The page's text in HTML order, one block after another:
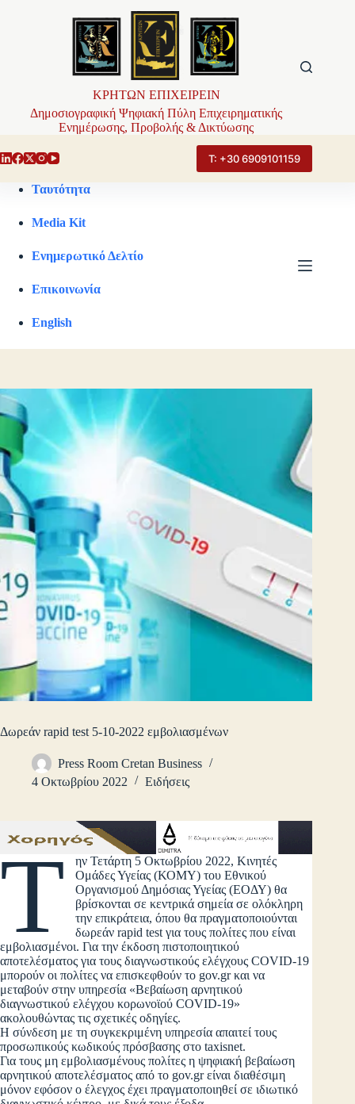
ΚΡΗΤΩΝ ΕΠΙΧΕΙΡΕΙΝ
Δημοσιογραφική Ψηφιακή Πύλη Επιχειρηματικής
Ενημέρωσης, Προβολής & Δικτύωσης
Τ: +30 6909101159
Ταυτότητα
Media Kit
Ενημερωτικό Δελτίο
Επικοινωνία
English
Δωρεάν rapid test 5-10-2022 εμβολιασμένων
Press Room Cretan Business
4 Οκτωβρίου 2022
Ειδήσεις
Τ
ην Τετάρτη 5 Οκτωβρίου 2022, Κινητές
Ομάδες Υγείας (ΚΟΜΥ) του Εθνικού
Οργανισμού Δημόσιας Υγείας (ΕΟΔΥ) θα
βρίσκονται σε κεντρικά σημεία σε ολόκληρη
την επικράτεια, όπου θα πραγματοποιούνται
δωρεάν rapid test για τους πολίτες που είναι
εμβολιασμένοι. Για την έκδοση πιστοποιητικού
αποτελέσματος για τους διαγνωστικούς ελέγχους COVID-19
μπορούν οι πολίτες να επισκεφθούν το gov.gr και να
μεταβούν στην υπηρεσία «Βεβαίωση αρνητικού
διαγνωστικού ελέγχου κορωνοϊού COVID-19»
ακολουθώντας τις σχετικές οδηγίες.
Η σύνδεση με τη συγκεκριμένη υπηρεσία απαιτεί τους
προσωπικούς κωδικούς πρόσβασης στο taxisnet.
Για τους μη εμβολιασμένους πολίτες η ψηφιακή βεβαίωση
αρνητικού αποτελέσματος από το gov.gr είναι διαθέσιμη
μόνον εφόσον ο έλεγχος έχει πραγματοποιηθεί σε ιδιωτικό